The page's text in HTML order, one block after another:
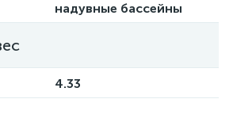
надувные бассейны
4.33